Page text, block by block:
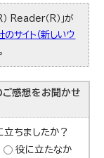
Reader（R）」が
サイト（新しいウ
ご感想をお聞かせ
立ちましたか？
役に立たなか